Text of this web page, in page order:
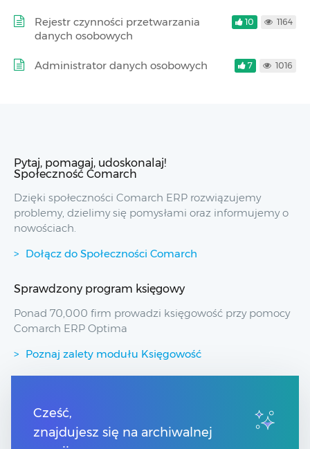
Rejestr czynności przetwarzania
danych osobowych
10 1164
Administrator danych osobowych 7 1016
Pytaj, pomagaj, udoskonalaj!
Społeczność Comarch
Dzięki społeczności Comarch ERP rozwiązujemy
problemy, dzielimy się pomysłami oraz informujemy o
nowościach.
Dołącz do Społeczności Comarch
Sprawdzony program księgowy
Ponad 70,000 firm prowadzi księgowość przy pomocy
Comarch ERP Optima
Poznaj zalety modułu Księgowość
Przydatne linki
Spis treści
Cześć,
znajdujesz się na archiwalnej